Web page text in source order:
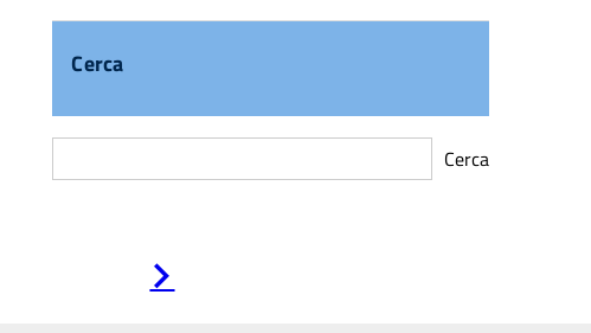
Cerca
Cerca
successiva